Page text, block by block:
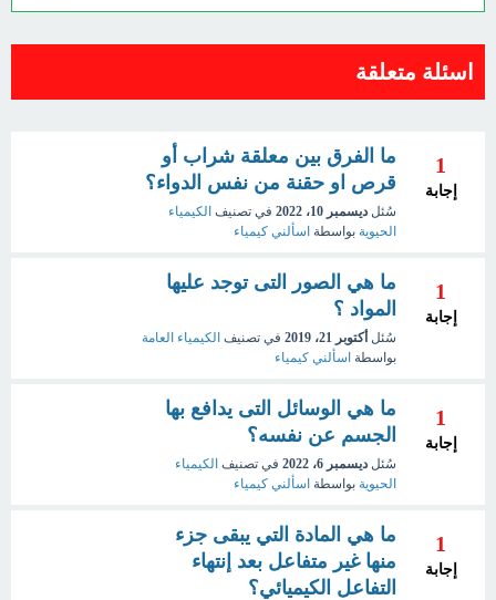
اسئلة متعلقة
1
إجابة
ما الفرق بين معلقة شراب أو
قرص او حقنة من نفس الدواء؟
سُئل ديسمبر 10، 2022 في تصنيف الكيمياء
الحيوية بواسطة اسألني كيمياء
1
إجابة
ما هي الصور التى توجد عليها
المواد ؟
سُئل أكتوبر 21، 2019 في تصنيف الكيمياء العامة
بواسطة اسألني كيمياء
1
إجابة
ما هي الوسائل التى يدافع بها
الجسم عن نفسه؟
سُئل ديسمبر 6، 2022 في تصنيف الكيمياء
الحيوية بواسطة اسألني كيمياء
1
إجابة
ما هي المادة التي يبقى جزء
منها غير متفاعل بعد إنتهاء
التفاعل الكيميائي؟